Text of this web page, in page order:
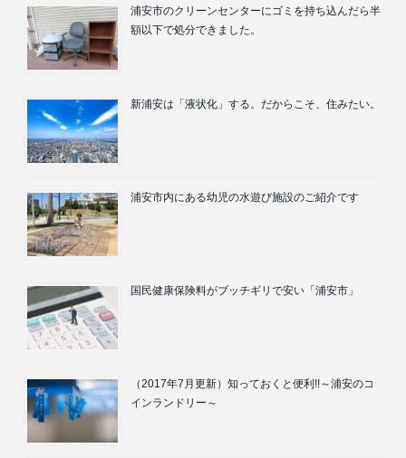
浦安市のクリーンセンターにゴミを持ち込んだら半
額以下で処分できました。
新浦安は「液状化」する。だからこそ、住みたい。
浦安市内にある幼児の水遊び施設のご紹介です
国民健康保険料がブッチギリで安い「浦安市」
（2017年7月更新）知っておくと便利!!～浦安のコ
インランドリー～